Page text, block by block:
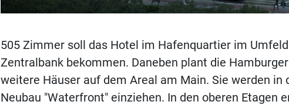
505 Zimmer soll das Hotel im Hafenquartier im
Zentralbank bekommen. Daneben plant die
weitere Häuser auf dem Areal am Main. Sie werden in
Neubau "Waterfront" einziehen. In den oberen Etagen